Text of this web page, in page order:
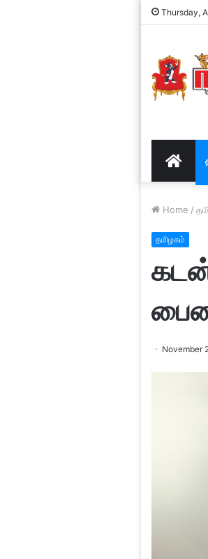
Thursday,
Home
Home /
தமிழகம்
November